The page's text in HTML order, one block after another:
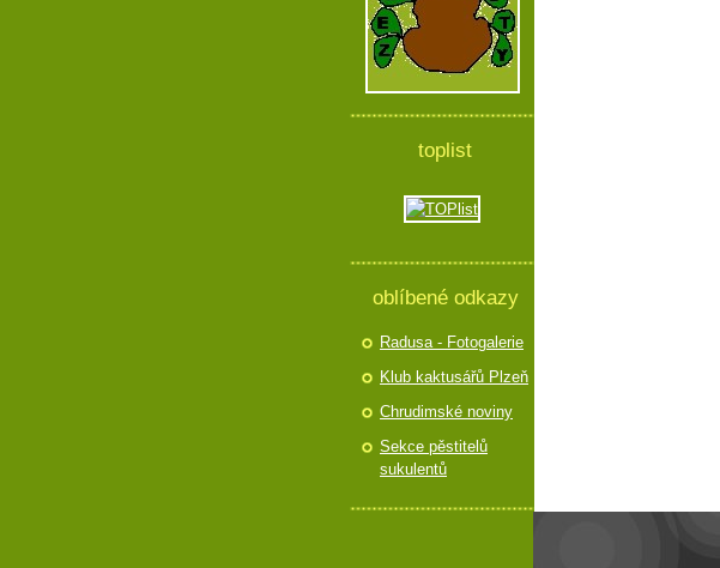
toplist
oblíbené odkazy
Radusa - Fotogalerie
Klub kaktusářů Plzeň
Chrudimské noviny
Sekce pěstitelů
sukulentů